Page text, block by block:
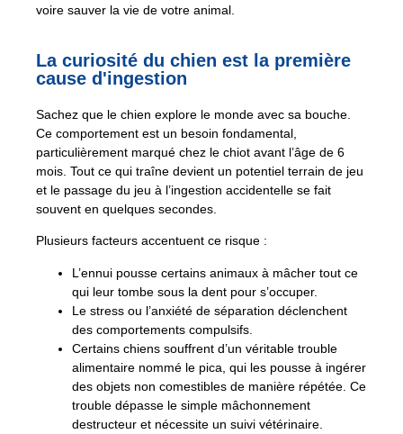
voire sauver la vie de votre animal.
La curiosité du chien est la première
cause d'ingestion
Sachez que le chien explore le monde avec sa bouche.
Ce comportement est un besoin fondamental,
particulièrement marqué chez le chiot avant l’âge de 6
mois. Tout ce qui traîne devient un potentiel terrain de jeu
et le passage du jeu à l’ingestion accidentelle se fait
souvent en quelques secondes.
Plusieurs facteurs accentuent ce risque :
L’ennui pousse certains animaux à mâcher tout ce
qui leur tombe sous la dent pour s’occuper.
Le stress ou l’anxiété de séparation déclenchent
des comportements compulsifs.
Certains chiens souffrent d’un véritable trouble
alimentaire nommé le pica, qui les pousse à ingérer
des objets non comestibles de manière répétée. Ce
trouble dépasse le simple mâchonnement
destructeur et nécessite un suivi vétérinaire.